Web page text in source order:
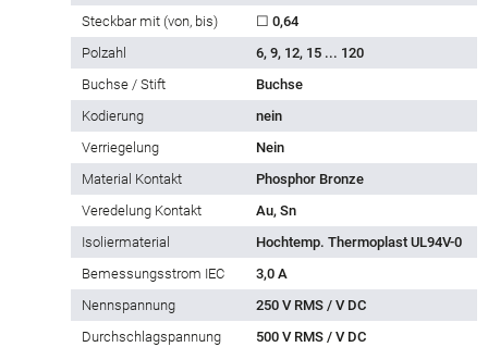
Steckbar mit (von, bis)
☐ 0,64
Polzahl
6, 9, 12, 15 ... 120
Buchse / Stift
Buchse
Kodierung
nein
Verriegelung
Nein
Material Kontakt
Phosphor Bronze
Veredelung Kontakt
Au, Sn
Isoliermaterial
Hochtemp. Thermoplast UL94V-0
Bemessungsstrom IEC
3,0 A
Nennspannung
250 V RMS / V DC
Durchschlagspannung
500 V RMS / V DC